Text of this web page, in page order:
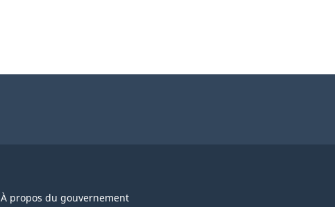
À propos du gouvernement